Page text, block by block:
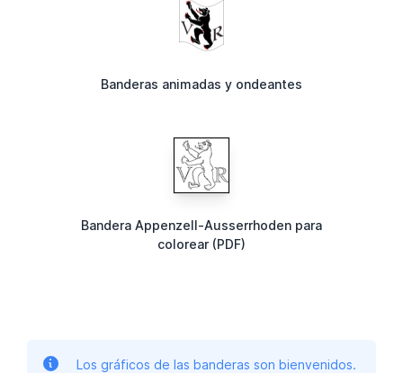
Banderas animadas y ondeantes
Bandera Appenzell-Ausserrhoden para
colorear (PDF)
Los gráficos de las banderas son bienvenidos.